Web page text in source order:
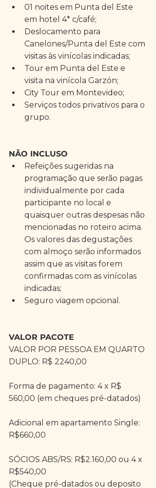
01 noites em Punta del Este
em hotel 4* c/café;
Deslocamento para
Canelones/Punta del Este com
visitas às vinícolas indicadas;
Tour em Punta del Este e
visita na vinícola Garzón;
City Tour em Montevideo;
Serviços todos privativos para o
grupo.
NÃO INCLUSO
Refeições sugeridas na
programação que serão pagas
individualmente por cada
participante no local e
quaisquer outras despesas não
mencionadas no roteiro acima.
Os valores das degustações
com almoço serão informados
assim que as visitas forem
confirmadas com as vinícolas
indicadas;
Seguro viagem opcional.
VALOR PACOTE
VALOR POR PESSOA EM QUARTO
DUPLO: R$ 2240,00
Forma de pagamento: 4 x R$
560,00 (em cheques pré-datados)
Adicional em apartamento Single:
R$660,00
SÓCIOS ABS/RS: R$2.160,00 ou 4 x
R$540,00
(Cheque pré-datados ou deposito